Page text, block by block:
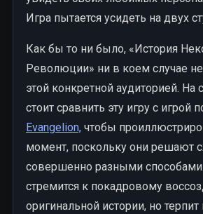
Игра пытается усидеть на двух
Как бы то ни было, «История
Революции» ни в коем случае не
этой конкретной аудиторией. На
стоит сравнить эту игру с игрой
Evangelion, чтобы
момент, поскольку они решают
совершенно разными
стремится к покадровому
оригинальной истории, но